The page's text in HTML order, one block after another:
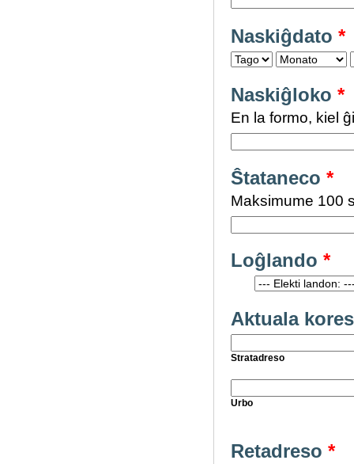
Naskiĝdato *
Naskiĝloko *
En la formo, kiel
Ŝtataneco *
Maksimume 100
Loĝlando *
Aktuala
Stratadreso
Urbo
Retadreso *